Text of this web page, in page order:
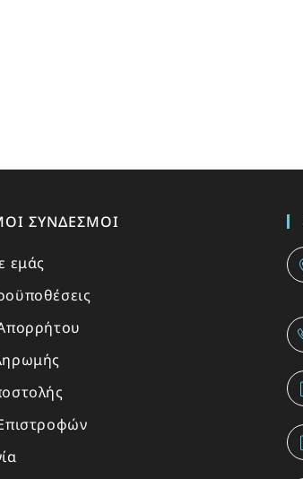
ΣΎΝΔΕΣΜΟΙ
εμάς